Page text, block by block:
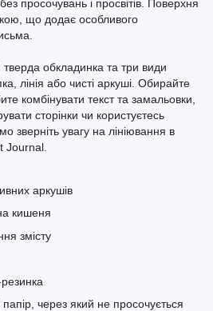
просочувань і просвітів. Поверхня
що додає особливого
обкладинка та три види
лінія або чисті аркуші. Обирайте
комбінувати текст та замальовки,
сторінки чи користуєтесь
зверніть увагу на лініювання в
Journal.
аркушів
кишеня
змісту
папір, через який не просочується